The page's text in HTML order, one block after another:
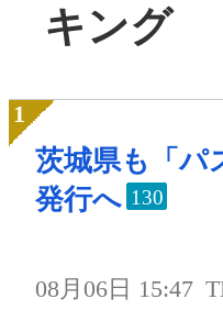
キング
茨城県も「パ
発行へ 130
08月06日 15:47